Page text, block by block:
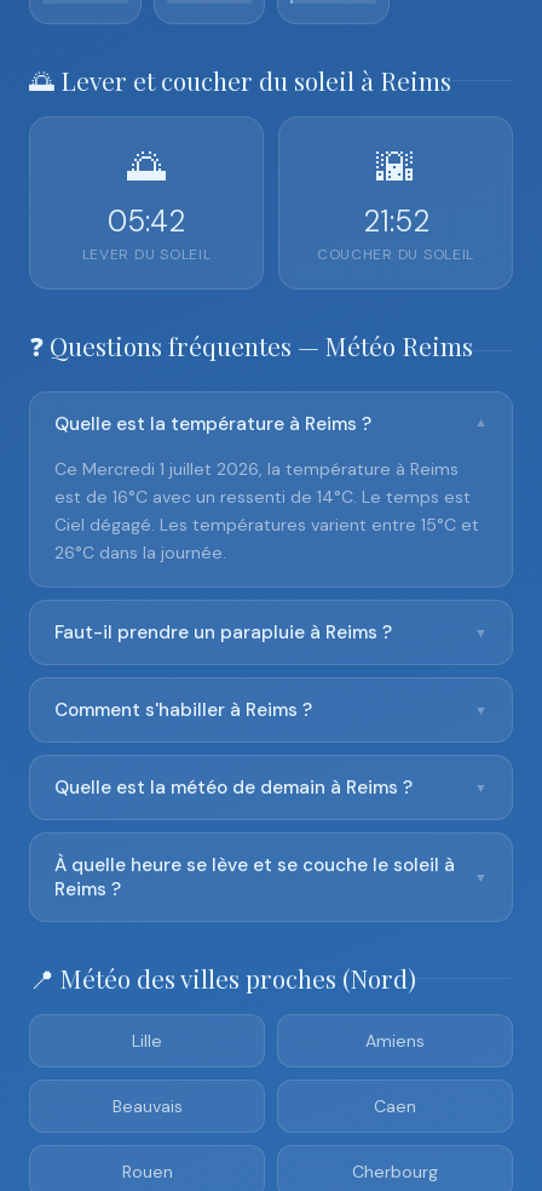
🌅 Lever et coucher du soleil à Reims
🌅
05:42
LEVER DU SOLEIL
🌇
21:52
COUCHER DU SOLEIL
❓ Questions fréquentes — Météo Reims
Quelle est la température à Reims ? ▼
Ce Mercredi 1 juillet 2026, la température à Reims
est de 16°C avec un ressenti de 14°C. Le temps est
Ciel dégagé. Les températures varient entre 15°C et
26°C dans la journée.
Faut-il prendre un parapluie à Reims ? ▼
Comment s'habiller à Reims ? ▼
Quelle est la météo de demain à Reims ? ▼
À quelle heure se lève et se couche le soleil à
Reims ?
▼
📍 Météo des villes proches (Nord)
Lille Amiens
Beauvais Caen
Rouen Cherbourg